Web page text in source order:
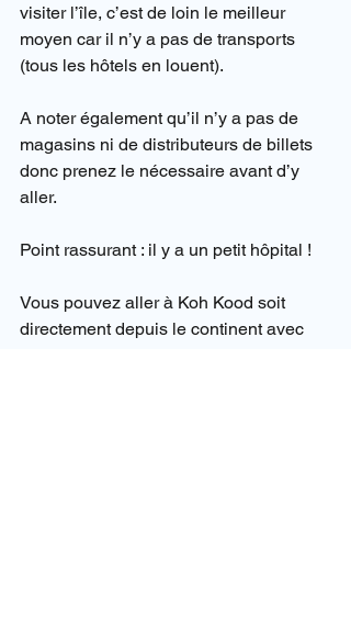
visiter l’île, c’est de loin le meilleur
moyen car il n’y a pas de transports
(tous les hôtels en louent).
A noter également qu’il n’y a pas de
magasins ni de distributeurs de billets
donc prenez le nécessaire avant d’y
aller.
Point rassurant : il y a un petit hôpital !
Vous pouvez aller à Koh Kood soit
directement depuis le continent avec